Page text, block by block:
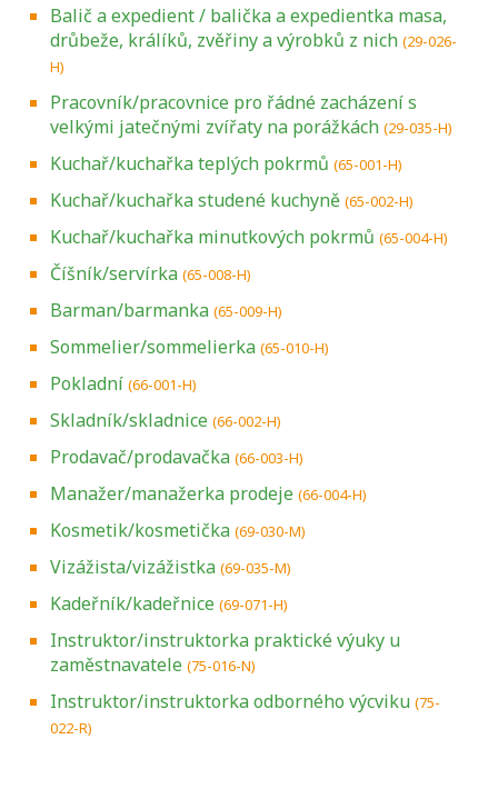
Balič a expedient / balička a expedientka masa,
drůbeže, králíků, zvěřiny a výrobků z nich (29-026-
H)
Pracovník/pracovnice pro řádné zacházení s
velkými jatečnými zvířaty na porážkách (29-035-H)
Kuchař/kuchařka teplých pokrmů (65-001-H)
Kuchař/kuchařka studené kuchyně (65-002-H)
Kuchař/kuchařka minutkových pokrmů (65-004-H)
Číšník/servírka (65-008-H)
Barman/barmanka (65-009-H)
Sommelier/sommelierka (65-010-H)
Pokladní (66-001-H)
Skladník/skladnice (66-002-H)
Prodavač/prodavačka (66-003-H)
Manažer/manažerka prodeje (66-004-H)
Kosmetik/kosmetička (69-030-M)
Vizážista/vizážistka (69-035-M)
Kadeřník/kadeřnice (69-071-H)
Instruktor/instruktorka praktické výuky u
zaměstnavatele (75-016-N)
Instruktor/instruktorka odborného výcviku (75-
022-R)Projděte si seznam profesních kvalifikací.